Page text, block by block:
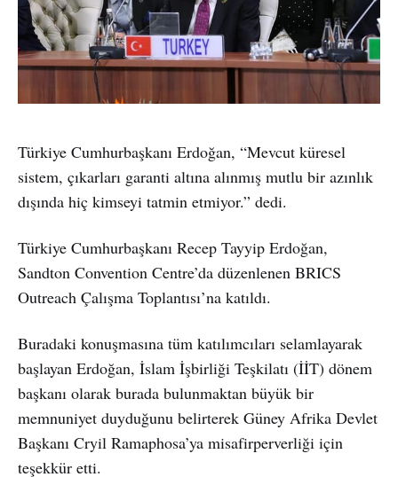
Türkiye Cumhurbaşkanı Erdoğan, “Mevcut küresel
sistem, çıkarları garanti altına alınmış mutlu bir azınlık
dışında hiç kimseyi tatmin etmiyor.” dedi.
Türkiye Cumhurbaşkanı Recep Tayyip Erdoğan,
Sandton Convention Centre’da düzenlenen BRICS
Outreach Çalışma Toplantısı’na katıldı.
Buradaki konuşmasına tüm katılımcıları selamlayarak
başlayan Erdoğan, İslam İşbirliği Teşkilatı (İİT) dönem
başkanı olarak burada bulunmaktan büyük bir
memnuniyet duyduğunu belirterek Güney Afrika Devlet
Başkanı Cryil Ramaphosa’ya misafirperverliği için
teşekkür etti.